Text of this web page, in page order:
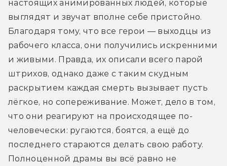
настоящих анимированных людей, которые
выглядят и звучат вполне себе пристойно.
Благодаря тому, что все герои — выходцы из
рабочего класса, они получились искренними
и живыми. Правда, их описали всего парой
штрихов, однако даже с таким скудным
раскрытием каждая смерть вызывает пусть
лёгкое, но сопереживание. Может, дело в том,
что они реагируют на происходящее по-
человечески: ругаются, боятся, а ещё до
последнего стараются делать свою работу.
Полноценной драмы вы всё равно не